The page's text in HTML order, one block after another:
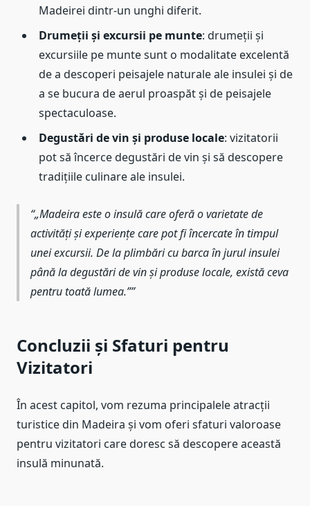
Madeirei dintr-un unghi diferit.
Drumeții și excursii pe munte: drumeții și
excursiile pe munte sunt o modalitate excelentă
de a descoperi peisajele naturale ale insulei și de
a se bucura de aerul proaspăt și de peisajele
spectaculoase.
Degustări de vin și produse locale: vizitatorii
pot să încerce degustări de vin și să descopere
tradițiile culinare ale insulei.
„Madeira este o insulă care oferă o varietate de
activități și experiențe care pot fi încercate în timpul
unei excursii. De la plimbări cu barca în jurul insulei
până la degustări de vin și produse locale, există ceva
pentru toată lumea.”
Concluzii și Sfaturi pentru
Vizitatori
În acest capitol, vom rezuma principalele atracții
turistice din Madeira și vom oferi sfaturi valoroase
pentru vizitatori care doresc să descopere această
insulă minunată.